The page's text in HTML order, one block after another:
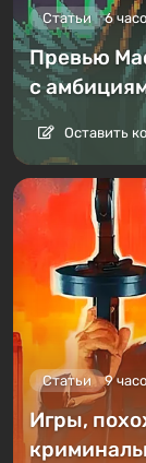
Статьи 6
Превью
с
Оставить
Статьи 9
Игры,